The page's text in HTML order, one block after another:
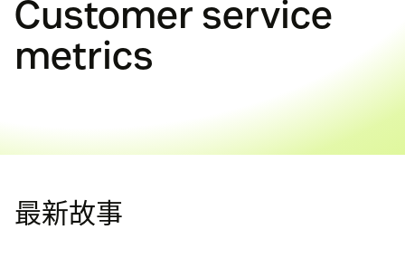
Customer service
metrics
最新故事